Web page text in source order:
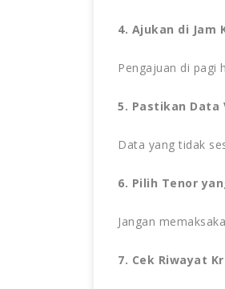
4. Ajukan di Jam
Pengajuan di pagi
5. Pastikan Data
Data yang tidak
6. Pilih Tenor
Jangan
7. Cek Riwayat